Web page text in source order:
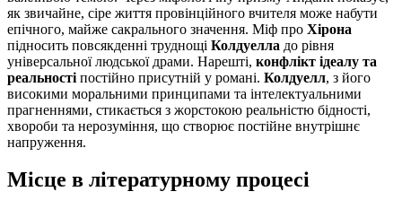
як звичайне, сіре життя провінційного вчителя може набути
епічного, майже сакрального значення. Міф про Хірона
підносить повсякденні труднощі Колдуелла до рівня
універсальної людської драми. Нарешті, конфлікт ідеалу та
реальності постійно присутній у романі. Колдуелл, з його
високими моральними принципами та інтелектуальними
прагненнями, стикається з жорстокою реальністю бідності,
хвороби та нерозуміння, що створює постійне внутрішнє
напруження.
Місце в літературному процесі